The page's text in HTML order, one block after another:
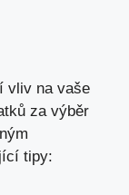
vliv na vaše
za výběr
tipy: